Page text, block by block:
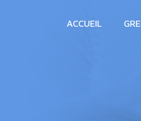
ACCUEIL